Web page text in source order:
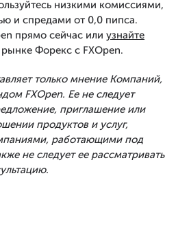
низкими комиссиями,
и спредами от 0,0 пипса.
прямо сейчас или узнайте
Форекс с FXOpen.
только мнение Компаний,
FXOpen. Ее не следует
приглашение или
продуктов и услуг,
работающими под
не следует ее рассматривать